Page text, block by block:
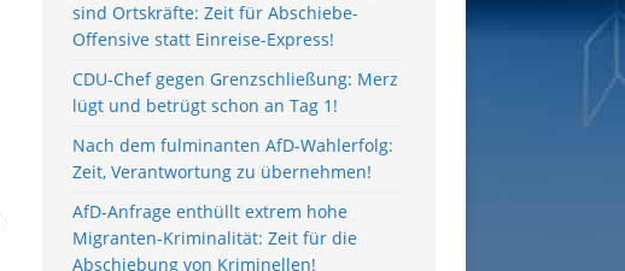
sind Ortskräfte: Zeit für Abschiebe-
Offensive statt Einreise-Express!
CDU-Chef gegen Grenzschließung: Merz
lügt und betrügt schon an Tag 1!
Nach dem fulminanten AfD-Wahlerfolg:
Zeit, Verantwortung zu übernehmen!
AfD-Anfrage enthüllt extrem hohe
Migranten-Kriminalität: Zeit für die
Abschiebung von Kriminellen!